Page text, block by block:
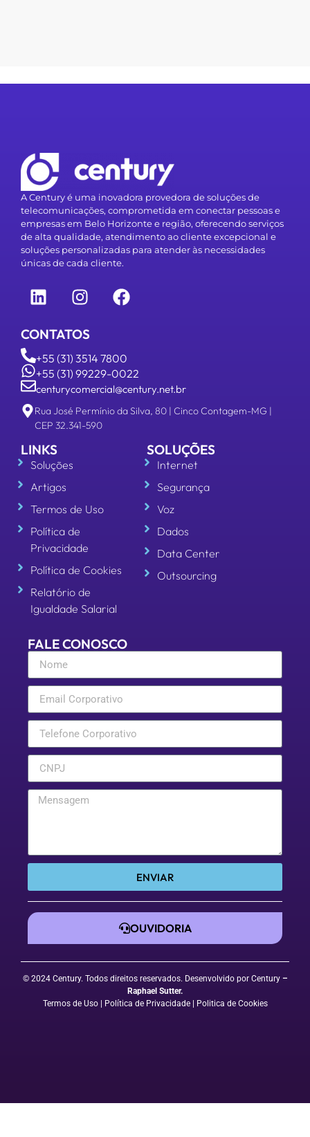
A Century é uma inovadora provedora de soluções de
telecomunicações, comprometida em conectar pessoas e
empresas em Belo Horizonte e região, oferecendo serviços
de alta qualidade, atendimento ao cliente excepcional e
soluções personalizadas para atender às necessidades
únicas de cada cliente.
CONTATOS
+55 (31) 3514 7800
+55 (31) 99229-0022
centurycomercial@century.net.br
Rua José Permínio da Silva, 80 | Cinco Contagem-MG |
CEP 32.341-590
LINKS
Soluções
Artigos
Termos de Uso
Política de
Privacidade
Política de Cookies
Relatório de
Igualdade Salarial
SOLUÇÕES
Internet
Segurança
Voz
Dados
Data Center
Outsourcing
FALE CONOSCO
ENVIAR
OUVIDORIA
© 2024 Century. Todos direitos reservados. Desenvolvido por Century –
Raphael Sutter.
Termos de Uso
| Política de Privacidade| Politica de Cookies